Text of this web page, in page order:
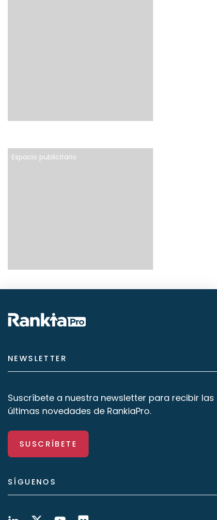
Espacio publicitario
NEWSLETTER
Suscríbete a nuestra newsletter para recibir las
últimas novedades de RankiaPro.
SUSCRÍBETE
SÍGUENOS